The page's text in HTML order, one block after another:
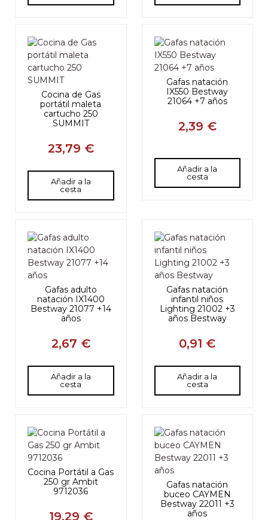
Cocina de Gas
portátil maleta
cartucho 250
SUMMIT
23,79 €
Añadir a la
cesta
Gafas natación
IX550 Bestway
21064 +7 años
2,39 €
Añadir a la
cesta
Gafas adulto
natación IX1400
Bestway 21077 +14
años
2,67 €
Añadir a la
cesta
Gafas natación
infantil niños
Lighting 21002 +3
años Bestway
0,91 €
Añadir a la
cesta
Cocina Portátil a Gas
250 gr Ambit
9712036
19,29 €
Gafas natación
buceo CAYMEN
Bestway 22011 +3
años